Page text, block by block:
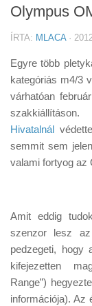
Cikkek
Firmware
Tudástár
Érdekességek
Olympus
ÍRTA: MLACA·
Egyre több
kategóriás m4/3
várhatóan
Hivatalnál
semmit sem
valami fortyog az
Amit eddig
szenzor lesz
pedzegeti, hogy
kifejezetten
Range”)
információja). Az